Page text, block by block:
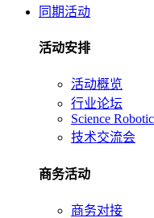
同期活动
活动安排
活动概览
行业论坛
Science
技术交流会
商务活动
商务对接